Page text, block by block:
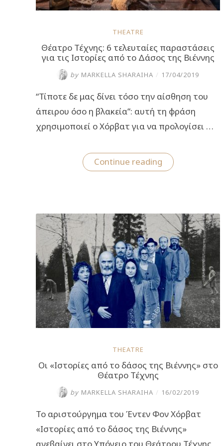
THEATRE
Θέατρο Τέχνης: 6 τελευταίες παραστάσεις
για τις Ιστορίες από το Δάσος της Βιέννης
by MARKELLA SHARAIHA / 17/04/2019
“Τίποτε δε μας δίνει τόσο την αίσθηση του
άπειρου όσο η βλακεία”: αυτή τη φράση
χρησιμοποιεί ο Χόρβατ για να προλογίσει …
Continue reading“Θέατρο
Τέχνης:
τις
Ιστορίες
από
το
Δάσος
της
Βιέννης”
THEATRE
Οι «Ιστορίες από το δάσος της Βιέννης» στο
Θέατρο Τέχνης
by MARKELLA SHARAIHA / 16/02/2019
Το αριστούργημα του Έντεν Φον Χόρβατ
«Ιστορίες από το δάσος της Βιέννης»